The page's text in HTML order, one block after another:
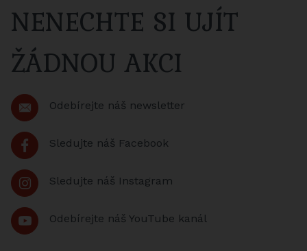
NENECHTE SI UJÍT
ŽÁDNOU AKCI
Odebírejte náš newsletter
Sledujte náš Facebook
Sledujte náš Instagram
Odebírejte náš YouTube kanál